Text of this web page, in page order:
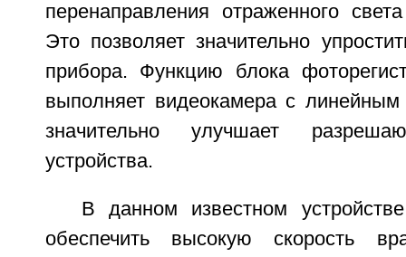
перенаправления отраженного
Это позволяет значительно
прибора. Функцию блока
выполняет видеокамера с линейным
значительно улучшает
устройства.
В данном известном
обеспечить высокую скорость